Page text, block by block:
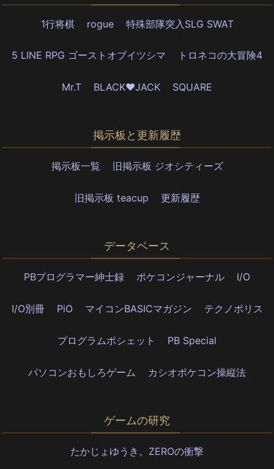
1行将棋 rogue 特殊部隊突入SLG SWAT
5 LINE RPG ゴーストオブイツシマ トロネコの大冒険4
Mr.T BLACK♥JACK SQUARE
掲示板と更新履歴
掲示板一覧 旧掲示板 ジオシティーズ
旧掲示板 teacup 更新履歴
データベース
PBプログラマー紳士録 ポケコンジャーナル I/O
I/O別冊 PiO マイコンBASICマガジン テクノポリス
プログラムポシェット PB Special
パソコンおもしろゲーム カシオポケコン操縦法
ゲームの研究
たかじょゆうき。ZEROの衝撃